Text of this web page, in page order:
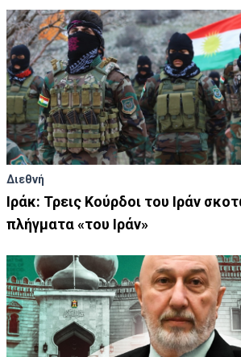
Διεθνή
Ιράκ: Τρεις Κούρδοι του Ιράν
πλήγματα «του Ιράν»